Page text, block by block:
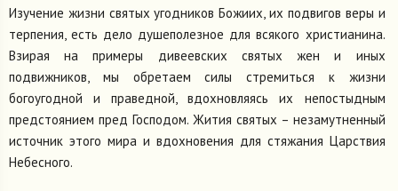
Изучение жизни святых угодников Божиих, их подвигов веры и
терпения, есть дело душеполезное для всякого христианина.
Взирая на примеры дивеевских святых жен и иных
подвижников, мы обретаем силы стремиться к жизни
богоугодной и праведной, вдохновляясь их непостыдным
предстоянием пред Господом. Жития святых – незамутненный
источник этого мира и вдохновения для стяжания Царствия
Небесного.